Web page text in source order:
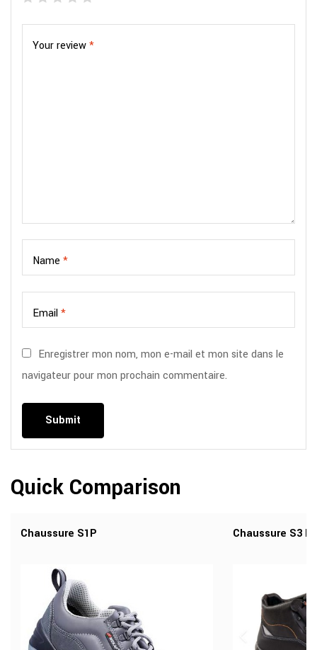
Your review*
Name *
Email*
Enregistrer mon nom, mon e-mail et mon site dans le
navigateur pour mon prochain commentaire.
Quick Comparison
Chaussure S1P Chaussure S3